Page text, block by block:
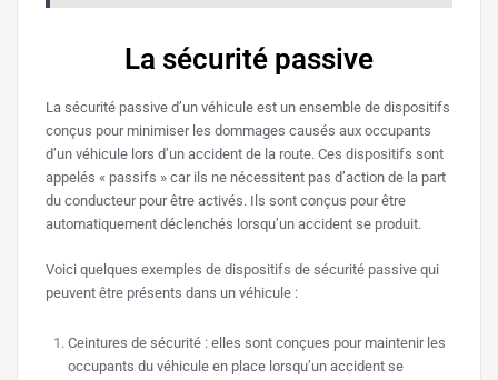
La sécurité passive
La sécurité passive d’un véhicule est un ensemble de dispositifs
conçus pour minimiser les dommages causés aux occupants
d’un véhicule lors d’un accident de la route. Ces dispositifs sont
appelés « passifs » car ils ne nécessitent pas d’action de la part
du conducteur pour être activés. Ils sont conçus pour être
automatiquement déclenchés lorsqu’un accident se produit.
Voici quelques exemples de dispositifs de sécurité passive qui
peuvent être présents dans un véhicule :
Ceintures de sécurité : elles sont conçues pour maintenir les
occupants du véhicule en place lorsqu’un accident se